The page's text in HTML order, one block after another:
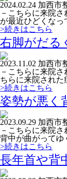
2024.02.24 加西市
－こちらに来院
が最近ひどくなっ
>続きはこちら
右脚がだる
2023.11.02 加西市
－こちらに来院
ちらに来院された
>続きはこちら
姿勢が悪く
2023.09.29 加西市
－こちらに来院
背中が曲がってゆ
>続きはこちら
長年首や背